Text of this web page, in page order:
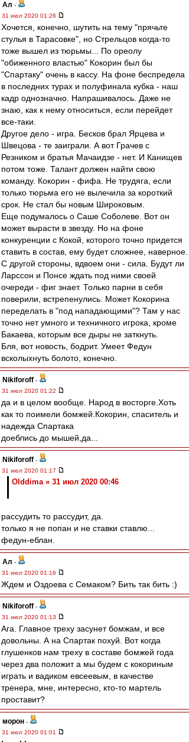
Ал -
31 июл 2020 01:26
Хочется, конечно, шутить на тему "прячьте
стулья в Тарасовке", но Стрельцов когда-то
тоже вышел из тюрьмы... По ореолу
"обиженного властью" Кокорин был бы
"Спартаку" очень в кассу. На фоне беспредела
в последних турах и полуфинала кубка - наш
кадр однозначно. Напрашивалось. Даже не
знаю, как к нему относиться, если перейдет
все-таки.
Другое дело - игра. Бесков брал Ярцева и
Швецова - те заиграли. А вот Грачев с
Резником и братья Мачаидзе - нет. И Канищев
потом тоже. Талант должен найти свою
команду. Кокорин - фифа. Не трудяга, если
только тюрьма его не вылечила за короткий
срок. Не стал бы новым Широковым.
Еще подумалось о Саше Соболеве. Вот он
может вырасти в звезду. Но на фоне
конкуренции с Кокой, которого точно придется
ставить в состав, ему будет сложнее, наверное.
С другой стороны, вдвоем они - сила. Будут ли
Ларссон и Понсе ждать под ними своей
очереди - фиг знает. Только парни в себя
поверили, встрепенулись. Может Кокорина
переделать в "под нападающими"? Там у нас
точно нет умного и техничного игрока, кроме
Бакаева, которым все дыры не заткнуть.
Бля, вот новость, бодрит. Умеет Федун
всколыхнуть болото, конечно.
Nikiforoff -
31 июл 2020 01:22
да и в целом вообще. Народ в восторге.Хоть
как то поимели бомжей.Кокорин, спаситель и
надежда Спартака
доеблись до мышей,да...
Nikiforoff -
31 июл 2020 01:17
Olddima » 31 июл 2020 00:46
рассудить то рассудит, да.
только я не попан и не ставки ставлю...
федун-еблан.
Ал -
31 июл 2020 01:16
Ждем и Оздоева с Семаком? Бить так бить :)
Nikiforoff -
31 июл 2020 01:13
Ага. Главное треху засунет бомжам, и все
довольны. А на Спартак похуй. Вот когда
глушенков нам треху в составе бомжей года
через два положит а мы будем с кокориным
играть и вадиком евсеевым, в качестве
тренера, мне, интересно, кто-то мартель
проставит?
морон -
31 июл 2020 01:01